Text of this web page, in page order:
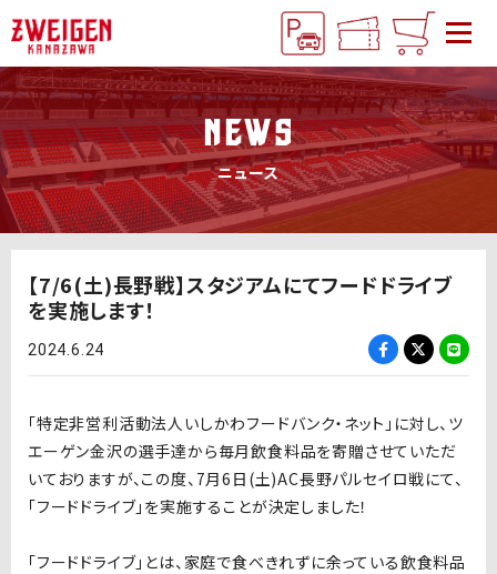
NEWS
ニュース
【7/6(土)長野戦】スタジアムにてフードドライブ
を実施します！
2024.6.24
「特定非営利活動法人いしかわフードバンク・ネット」に対し、ツ
エーゲン金沢の選手達から毎月飲食料品を寄贈させていただ
いておりますが、この度、7月6日(土)AC長野パルセイロ戦にて、
「フードドライブ」を実施することが決定しました！
「フードドライブ」とは、家庭で食べきれずに余っている飲食料品